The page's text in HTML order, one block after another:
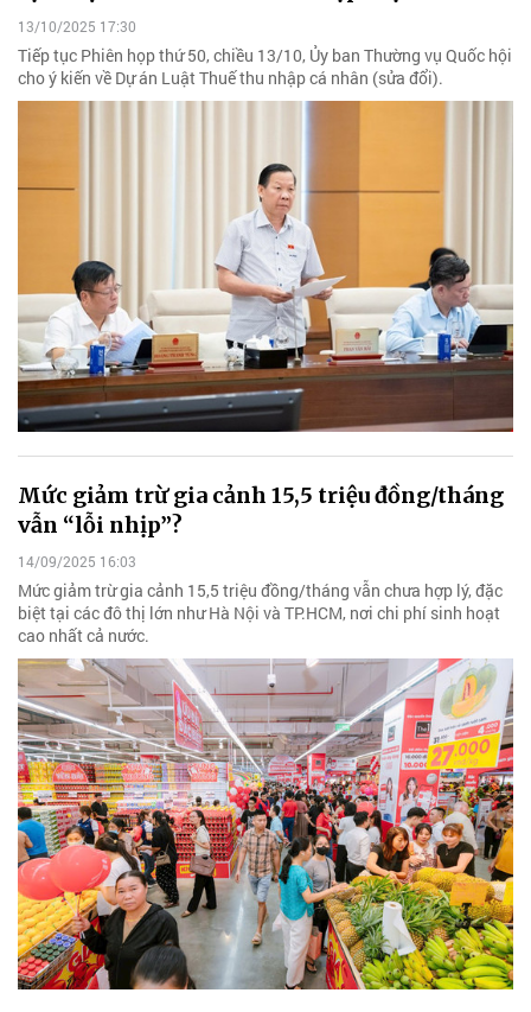
13/10/2025 17:30
Tiếp tục Phiên họp thứ 50, chiều 13/10, Ủy ban Thường vụ Quốc hội
cho ý kiến về Dự án Luật Thuế thu nhập cá nhân (sửa đổi).
Mức giảm trừ gia cảnh 15,5 triệu đồng/tháng
vẫn “lỗi nhịp”?
14/09/2025 16:03
Mức giảm trừ gia cảnh 15,5 triệu đồng/tháng vẫn chưa hợp lý, đặc
biệt tại các đô thị lớn như Hà Nội và TP.HCM, nơi chi phí sinh hoạt
cao nhất cả nước.